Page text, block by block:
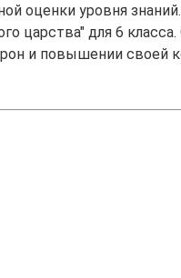
оценки уровня
царства" для 6
и повышении своей